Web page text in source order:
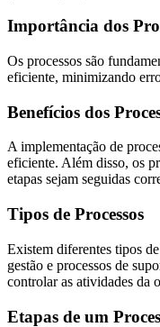
Importância dos
Os processos são
eficiente, minimizando
Benefícios dos
A implementação de
eficiente. Além disso, os
etapas sejam seguidas
Tipos de Processos
Existem diferentes tipos
gestão e processos de
controlar as atividades da
Etapas de um